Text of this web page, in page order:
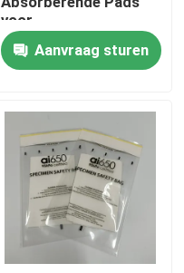
voor
Laboratoriummonsters
Aanvraag sturen